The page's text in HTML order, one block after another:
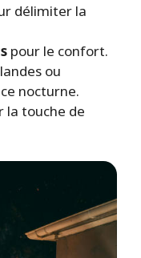
délimiter la
pour le confort.
ou
nocturne.
la touche de